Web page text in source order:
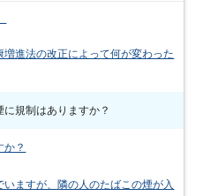
進法の改正によって何が変わった
規制はありますか？
か？
ますが、隣の人のたばこの煙が入